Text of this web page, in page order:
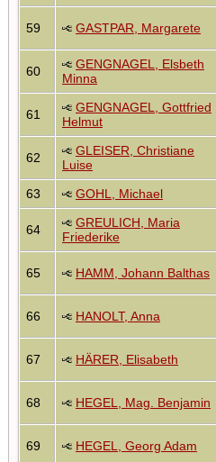
59 GASTPAR, Margarete
60
GENGNAGEL, Elsbeth
Minna
61
GENGNAGEL, Gottfried
Helmut
62
GLEISER, Christiane
Luise
63 GOHL, Michael
64
GREULICH, Maria
Friederike
65 HAMM, Johann Balthas
66 HANOLT, Anna
67 HÄRER, Elisabeth
68 HEGEL, Mag. Benjamin
69 HEGEL, Georg Adam